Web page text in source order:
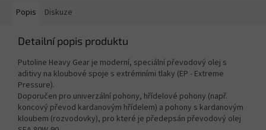
Popis Diskuze
Detailní popis produktu
Putoline Heavy Gear je moderní, speciální převodový olej s
aditivy na kloubové spoje s extrémními tlaky (EP - Extreme
Pressure).
Doporučen pro univerzální pohony, hřídelové pohony (např.
koncový převod kardanovým hřídelem) a pohony s kardanovým
kloubem (rozvodovky), pro které je předepsán převodový olej